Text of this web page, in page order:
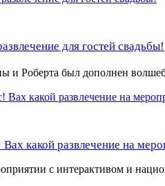
для гостей свадьбы!
и Роберта был дополнен
какой развлечение на
с интерактивом и